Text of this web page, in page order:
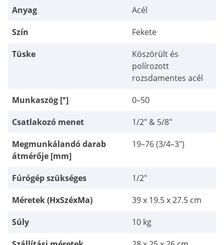
Anyag
Acél
Szín
Fekete
Tüske
Köszörült és
polírozott
rozsdamentes acél
Munkaszög [°]
0–50
Csatlakozó menet
1/2" & 5/8"
Megmunkálandó darab
átmérője [mm]
19–76 (3/4–3")
Fúrógép szükséges
1/2"
Méretek (HxSzéxMa)
39 x 19.5 x 27.5 cm
Súly
10 kg